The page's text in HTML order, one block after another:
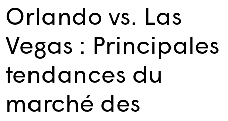
Orlando vs. Las
Vegas : Principales
tendances du
marché des